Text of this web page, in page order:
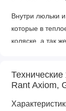
Внутри люльки
которые в
коляске, а так
Прогулочный
Технические
Rant Axiom,